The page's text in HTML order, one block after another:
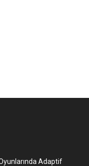
Adaptif